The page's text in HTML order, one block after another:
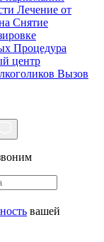
Лечение от
Снятие
Процедура
центр
Вызов
вашей